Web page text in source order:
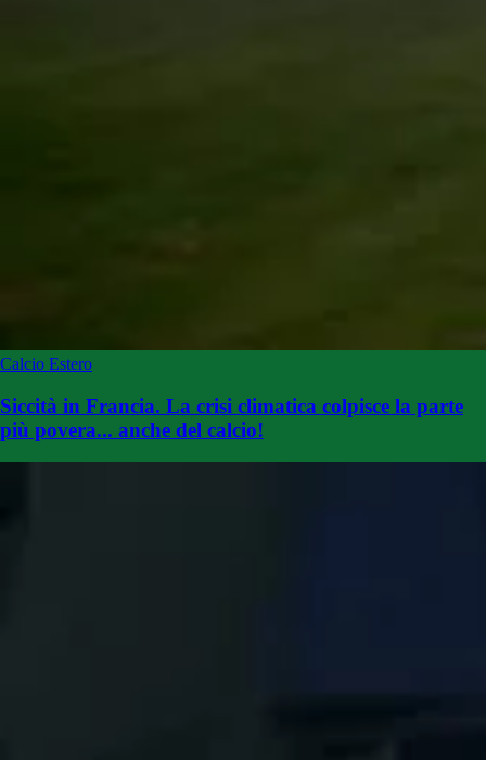
Calcio Estero
Siccità in Francia. La crisi climatica colpisce la parte
più povera... anche del calcio!